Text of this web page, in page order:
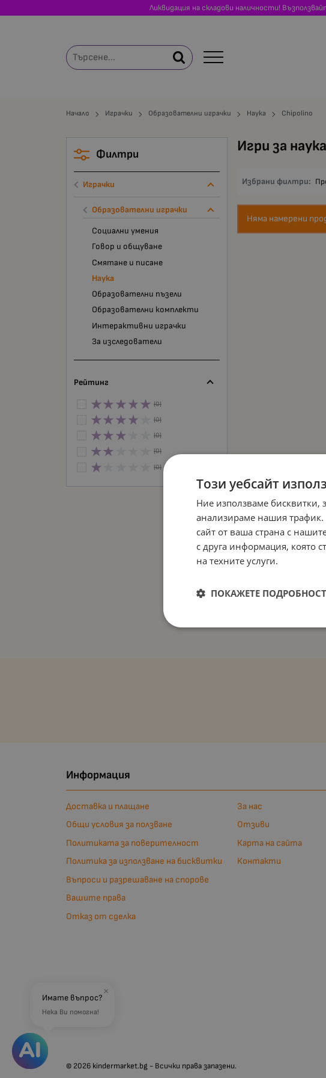
Ликвидация на складови наличности!
Начало Играчки Образователни играчки Наука Chipolino
Игри за
Избрани филтри:
Няма намерени
Филтри
Играчки
Образователни играчки
Социални умения
Говор и общуване
Смятане и писане
Наука
Образователни пъзели
Образователни комплекти
Интерактивни играчки
За изследователи
Рейтинг
(0)
(0)
(0)
(0)
(0)
Информация
Доставка и плащане
Общи условия за ползване
Политиката за поверителност
Политика за използване на бисквитки
Въпроси и разрешаване на спорове
Вашите права
Отказ от сделка
За нас
Отзиви
Карта на сайта
Контакти
© 2026 kindermarket.bg - Всички права запазени.
Този уебсайт
Ние използваме бисквитки,
анализираме нашия
сайт от ваша страна с
с друга информация, която
на техните услуги.
ПОКАЖЕТЕ
×
Имате въпрос?
Нека Ви помогна!